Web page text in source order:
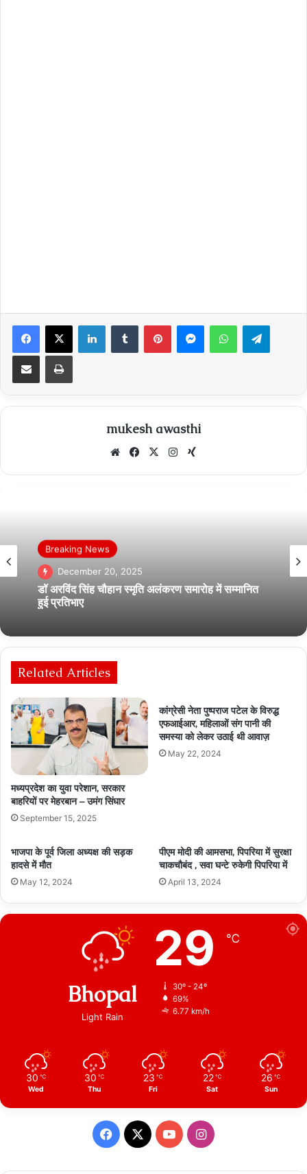
Facebook
X LinkedInTumblr PinterestMessengerWhatsApp
Share via Email Print
mukesh awasthi
WebsiteFacebook
X Instagram
Breaking News
December 20, 2025
डॉ अरविंद सिंह चौहान स्मृति अलंकरण समारोह में सम्मानित
हुई प्रतिभाए
Related Articles
मध्यप्रदेश का युवा परेशान, सरकार
बाहरियों पर मेहरबान – उमंग सिंघार
September 15, 2025
कांग्रेसी नेता पुष्पराज पटेल के विरुद्ध
एफआईआर, महिलाओं संग पानी की
समस्या को लेकर उठाई थी आवाज़
May 22, 2024
भाजपा के पूर्व जिला अध्यक्ष की सड़क
हादसे में मौत
May 12, 2024
पीएम मोदी की आमसभा, पिपरिया में सुरक्षा
चाकचौबंद , सवा घन्टे रुकेगी पिपरिया में
April 13, 2024
Bhopal
Light Rain
29 ℃
30º - 24º
69%
6.77 km/h
30 ℃
Wed
30 ℃
Thu
23 ℃
Fri
22 ℃
Sat
26 ℃
Sun
Facebook
X YouTubeInstagram